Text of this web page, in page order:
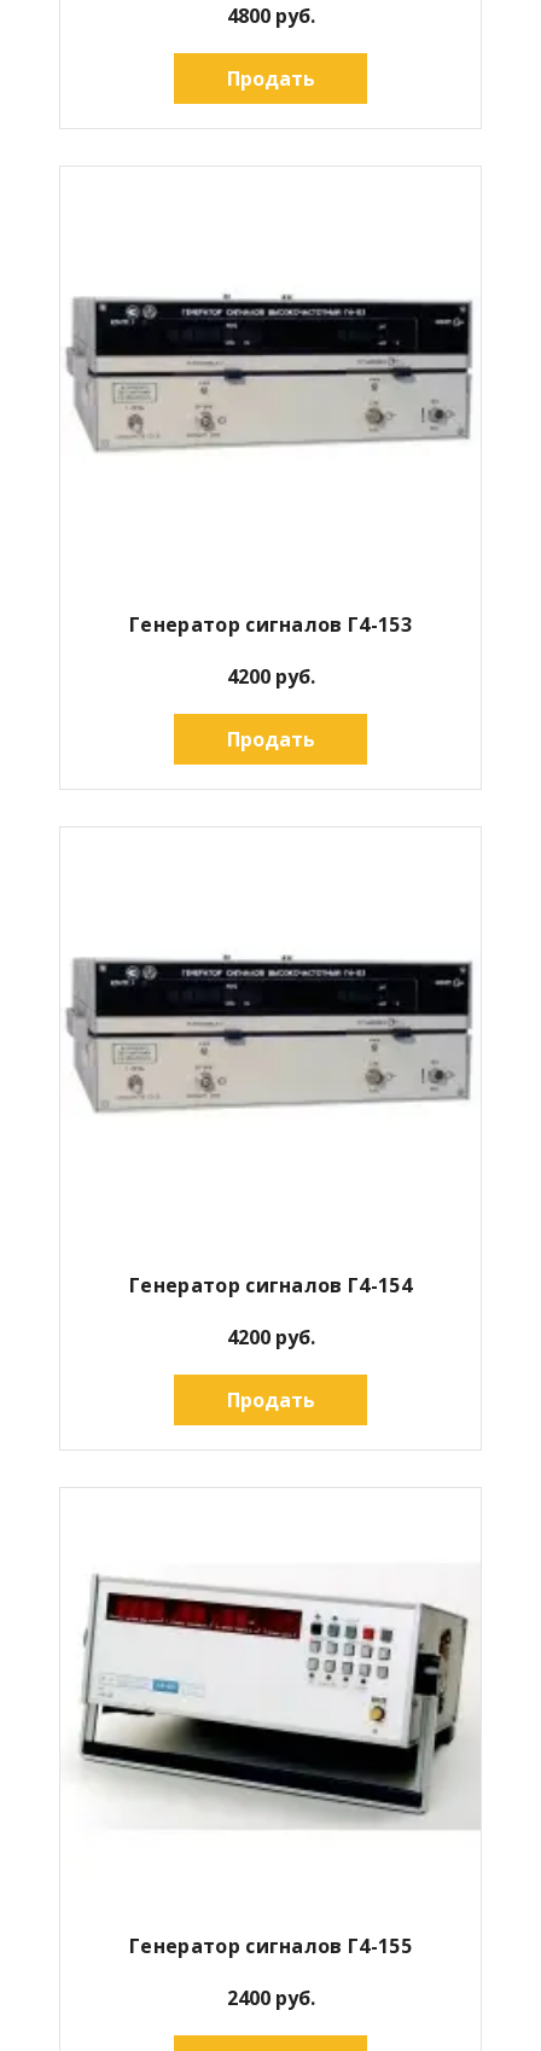
4800 руб.
Продать
Генератор сигналов Г4-153
4200 руб.
Продать
Генератор сигналов Г4-154
4200 руб.
Продать
Генератор сигналов Г4-155
2400 руб.